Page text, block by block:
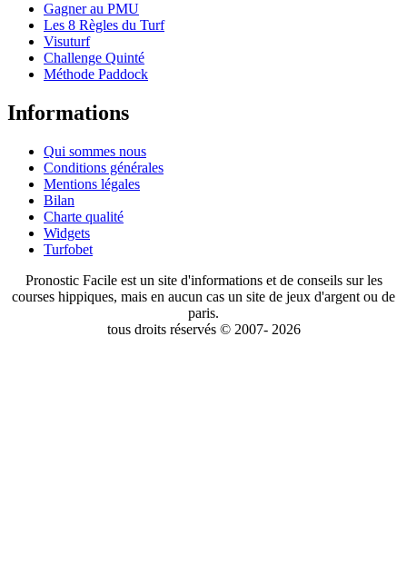
Gagner au PMU
Les 8 Règles du Turf
Visuturf
Challenge Quinté
Méthode Paddock
Informations
Qui sommes nous
Conditions générales
Mentions légales
Bilan
Charte qualité
Widgets
Turfobet
Pronostic Facile est un site d'informations et de conseils sur les
courses hippiques, mais en aucun cas un site de jeux d'argent ou de
paris.
tous droits réservés © 2007- 2026